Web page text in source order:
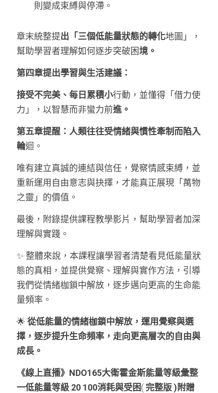
則變成束縛與停滯。
章末統整提出「三個低能量狀態的轉化地圖」，
幫助學習者理解如何逐步突破困境。
第四章提出學習與生活建議：
接受不完美、每日累積小行動，並懂得「借力使
力」，以智慧而非蠻力前進。
第五章提醒：人類往往受情緒與慣性牽制而陷入
輪迴。
唯有建立真誠的連結與信任，覺察情感束縛，並
重新運用自由意志與抉擇，才能真正展現「萬物
之靈」的價值。
最後，附錄提供課程教學影片，幫助學習者加深
理解與實踐。
✨ 整體來說，本課程讓學習者清楚看見低能量狀
態的真相，並提供覺察、理解與實作方法，引導
我們從情緒枷鎖中解放，逐步邁向更高的生命能
量頻率。
🌟 從低能量的情緒枷鎖中解放，運用覺察與選
擇，逐步提升生命頻率，走向更高層次的自由與
成長。
《線上直播》NDO165大衛霍金斯能量等級彙整
一低能量等級 20 100消耗與受困( 完整版 )附贈